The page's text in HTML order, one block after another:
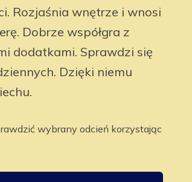
Rozjaśnia wnętrze i wnosi
Dobrze współgra z
dodatkami. Sprawdzi się
Dzięki niemu
wybrany odcień korzystając